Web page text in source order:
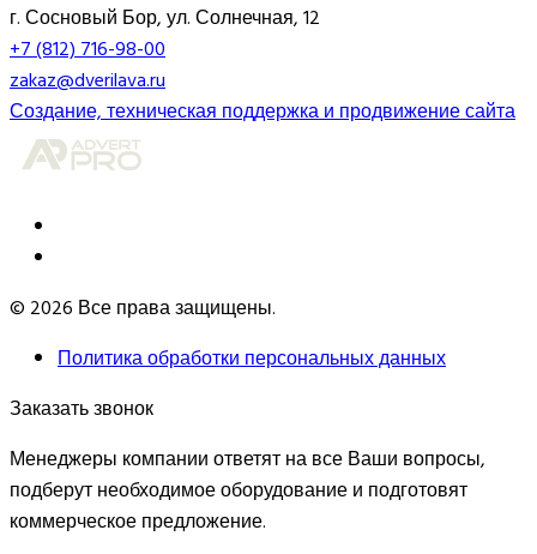
г. Сосновый Бор, ул. Солнечная, 12
+7 (812) 716-98-00
zakaz@dverilava.ru
Создание, техническая поддержка и продвижение сайта
© 2026 Все права защищены.
Политика обработки персональных данных
Заказать звонок
Менеджеры компании ответят на все Ваши вопросы,
подберут необходимое оборудование и подготовят
коммерческое предложение.